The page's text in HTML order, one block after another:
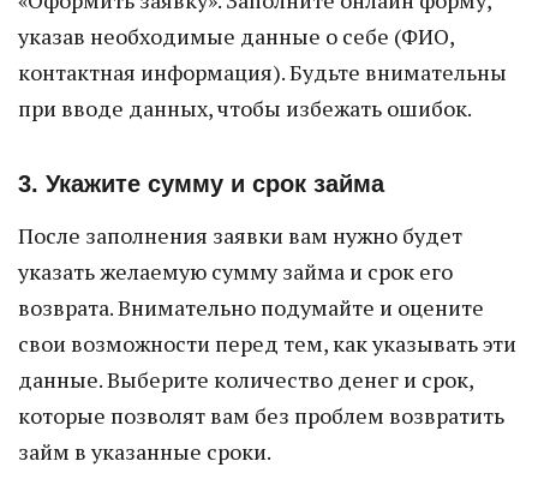
указав необходимые данные о себе (ФИО,
контактная информация). Будьте внимательны
при вводе данных, чтобы избежать ошибок.
3. Укажите сумму и срок займа
После заполнения заявки вам нужно будет
указать желаемую сумму займа и срок его
возврата. Внимательно подумайте и оцените
свои возможности перед тем, как указывать эти
данные. Выберите количество денег и срок,
которые позволят вам без проблем возвратить
займ в указанные сроки.